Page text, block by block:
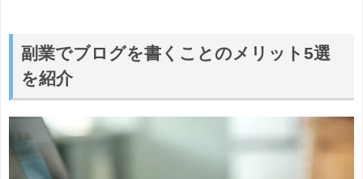
副業でブログを書くことのメリット5選
を紹介